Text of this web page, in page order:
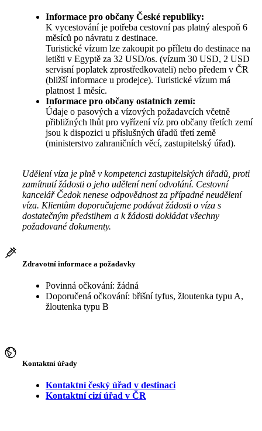
Informace pro občany České republiky:
K vycestování je potřeba cestovní pas platný alespoň 6
měsíců po návratu z destinace.
Turistické vízum lze zakoupit po příletu do destinace na
letišti v Egyptě za 32 USD/os. (vízum 30 USD, 2 USD
servisní poplatek zprostředkovateli) nebo předem v ČR
(bližší informace u prodejce). Turistické vízum má
platnost 1 měsíc.
Informace pro občany ostatních zemí:
Údaje o pasových a vízových požadavcích včetně
přibližných lhůt pro vyřízení víz pro občany třetích zemí
jsou k dispozici u příslušných úřadů třetí země
(ministerstvo zahraničních věcí, zastupitelský úřad).
Udělení víza je plně v kompetenci zastupitelských úřadů, proti
zamítnutí žádosti o jeho udělení není odvolání. Cestovní
kancelář Čedok nenese odpovědnost za případné neudělení
víza. Klientům doporučujeme podávat žádosti o víza s
dostatečným předstihem a k žádosti dokládat všechny
požadované dokumenty.
Zdravotní informace a požadavky
Povinná očkování: žádná
Doporučená očkování: břišní tyfus, žloutenka typu A,
žloutenka typu B
Kontaktní úřady
Kontaktní český úřad v destinaci
Kontaktní cizí úřad v ČR